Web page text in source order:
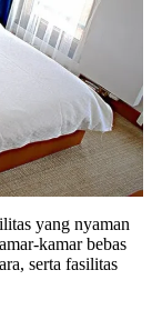
yang nyaman
kamar bebas
serta fasilitas